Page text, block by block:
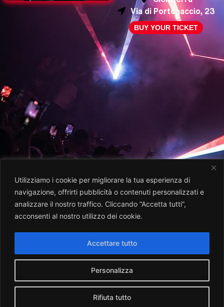
Utilizziamo i cookie per migliorare la tua esperienza di
navigazione, offrirti pubblicità o contenuti personalizzati e
analizzare il nostro traffico. Cliccando “Accetta tutti”,
acconsenti al nostro utilizzo dei cookie.
Personalizza
Rifiuta tutto
Accettare tutto
Via di Portonaccio, 23
BUY YOUR TICKET